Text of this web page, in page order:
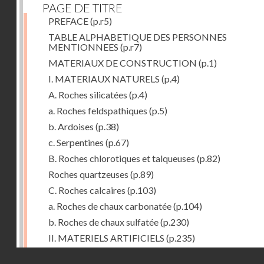
PAGE DE TITRE
PREFACE(p.r5)
TABLE ALPHABETIQUE DES PERSONNES
MENTIONNEES (p.r7)
MATERIAUX DE CONSTRUCTION (p.1)
I. MATERIAUX NATURELS (p.4)
A. Roches silicatées (p.4)
a. Roches feldspathiques (p.5)
b. Ardoises (p.38)
c. Serpentines (p.67)
B. Roches chlorotiques et talqueuses (p.82)
Roches quartzeuses (p.89)
C. Roches calcaires (p.103)
a. Roches de chaux carbonatée(p.104)
b. Roches de chaux sulfatée(p.230)
II. MATERIELS ARTIFICIELS (p.235)